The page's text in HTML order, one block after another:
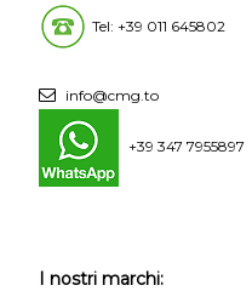
Tel: +39 011 645802
info@cmg.to
+39 347 7955897
I nostri marchi: